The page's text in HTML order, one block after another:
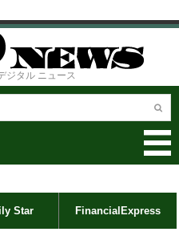
ジタル ニュース
Star FinancialExpress